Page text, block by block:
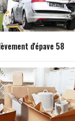
d'épave 58